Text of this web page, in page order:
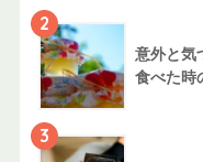
2
意外と気
食べた時
3